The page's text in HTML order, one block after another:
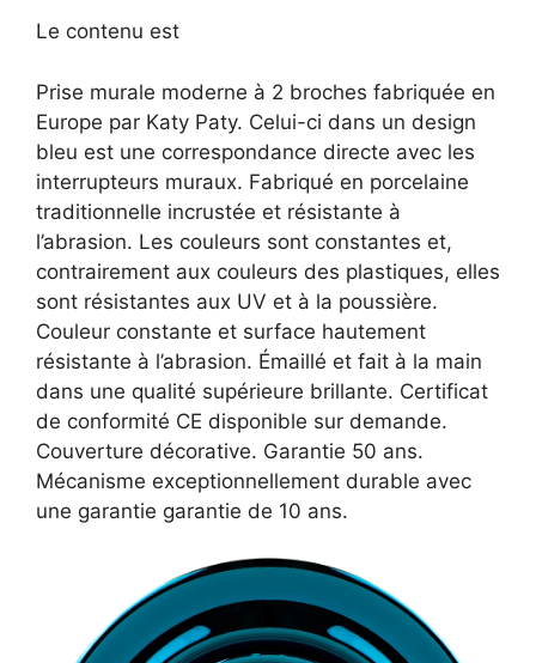
Le contenu est
Prise murale moderne à 2 broches fabriquée en
Europe par Katy Paty. Celui-ci dans un design
bleu est une correspondance directe avec les
interrupteurs muraux. Fabriqué en porcelaine
traditionnelle incrustée et résistante à
l’abrasion. Les couleurs sont constantes et,
contrairement aux couleurs des plastiques, elles
sont résistantes aux UV et à la poussière.
Couleur constante et surface hautement
résistante à l’abrasion. Émaillé et fait à la main
dans une qualité supérieure brillante. Certificat
de conformité CE disponible sur demande.
Couverture décorative. Garantie 50 ans.
Mécanisme exceptionnellement durable avec
une garantie garantie de 10 ans.